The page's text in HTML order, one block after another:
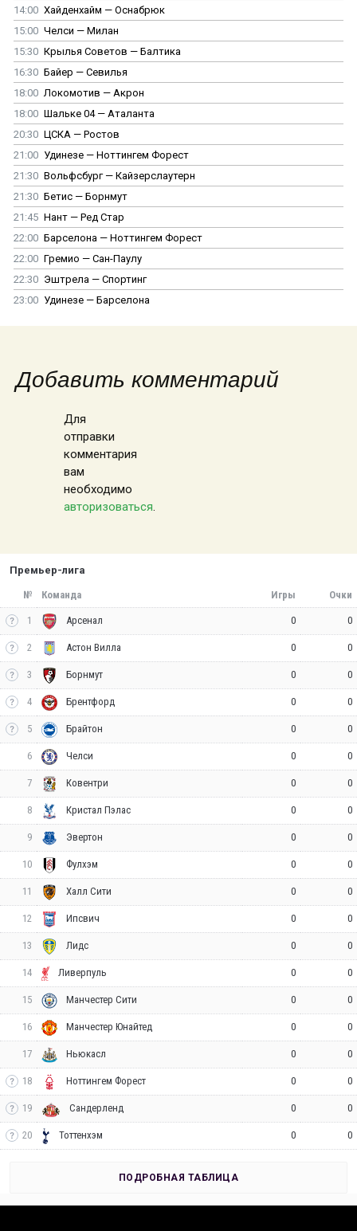
14:00 Хайденхайм — Оснабрюк
15:00 Челси — Милан
15:30 Крылья Советов — Балтика
16:30 Байер — Севилья
18:00 Локомотив — Акрон
18:00 Шальке 04 — Аталанта
20:30 ЦСКА — Ростов
21:00 Удинезе — Ноттингем Форест
21:30 Вольфсбург — Кайзерслаутерн
21:30 Бетис — Борнмут
21:45 Нант — Ред Стар
22:00 Барселона — Ноттингем Форест
22:00 Гремио — Сан-Паулу
22:30 Эштрела — Спортинг
23:00 Удинезе — Барселона
Добавить комментарий
Для
отправки
комментария
вам
необходимо
авторизоваться.
Премьер-лига
№ Команда Игры Очки
1 Арсенал 0 0
2 Астон Вилла 0 0
3 Борнмут 0 0
4 Брентфорд 0 0
5 Брайтон 0 0
6 Челси 0 0
7 Ковентри 0 0
8 Кристал Пэлас 0 0
9 Эвертон 0 0
10 Фулхэм 0 0
11 Халл Сити 0 0
12 Ипсвич 0 0
13 Лидс 0 0
14 Ливерпуль 0 0
15 Манчестер Сити 0 0
16 Манчестер Юнайтед 0 0
17 Ньюкасл 0 0
18 Ноттингем Форест 0 0
19 Сандерленд 0 0
20 Тоттенхэм 0 0
ПОДРОБНАЯ ТАБЛИЦА